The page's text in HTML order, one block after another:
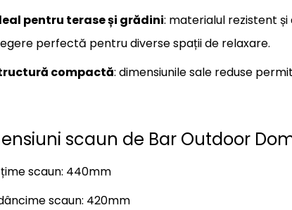
pentru terase și grădini: materialul rezistent
perfectă pentru diverse spații de relaxare.
compactă: dimensiunile sale reduse
scaun de Bar Outdoor
scaun: 440mm
scaun: 420mm